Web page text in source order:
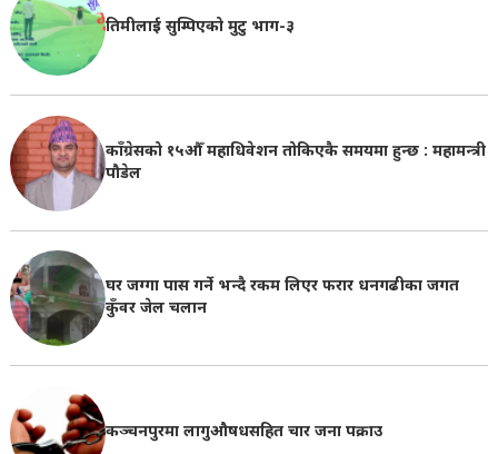
तिमीलाई सुम्पिएको मुटु भाग-३
काँग्रेसको १५औँ महाधिवेशन तोकिएकै समयमा हुन्छ : महामन्त्री
पौडेल
घर जग्गा पास गर्ने भन्दै रकम लिएर फरार धनगढीका जगत
कुँवर जेल चलान
कञ्चनपुरमा लागुऔषधसहित चार जना पक्राउ